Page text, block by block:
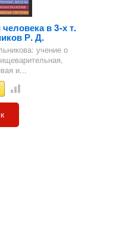
в 3-х т.
Р. Д.
учение о
и...